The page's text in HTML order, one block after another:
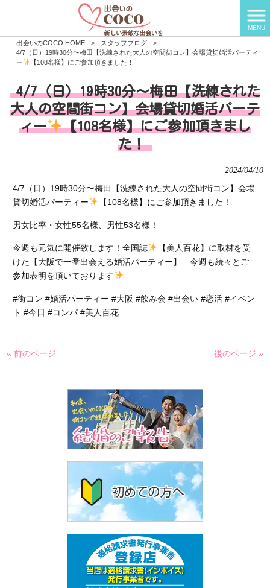
MENU
出会いのCOCO HOME > スタッフブログ
>
4/7（日）19時30分〜梅田【洗練された大人の空間街コン】会場貸切婚活パーティ
ー
【108名様】にご参加頂きました！
4/7（日）19時30分〜梅田【洗練された
大人の空間街コン】会場貸切婚活パーテ
ィー
【108名様】にご参加頂きまし
た！
2024/04/10
4/7（日）19時30分〜梅田【洗練された大人の空間街コン】会場
貸切婚活パーティー
【108名様】にご参加頂きました！
男女比率・女性55名様、男性53名様！
今週も元気に開催致します！全国誌
【美人百花】に取材を受
けた【大阪で一番出会える婚活パーティー】 今週も続々とご
参加表明を頂いております
#街コン #婚活パーティー #大阪 #飲み会 #出会い #恋活 #イベン
ト #今日 #コンパ #美人百花
« 前のページ 後のページ »